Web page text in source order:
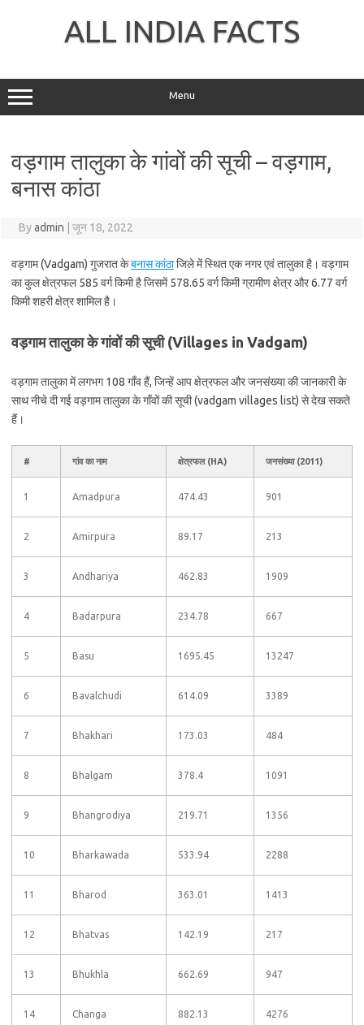
ALL INDIA FACTS
Menu
वड़गाम तालुका के गांवों की सूची – वड़गाम,
बनास कांठा
Byadmin जून 18, 2022
वड़गाम (Vadgam) गुजरात केबनास कांठाजिले में स्थित एक नगर एवं तालुका है। वड़गाम
का कुल क्षेत्रफल 585 वर्ग किमी है जिसमें 578.65 वर्ग किमी ग्रामीण क्षेत्र और 6.77 वर्ग
किमी शहरी क्षेत्र शामिल है।
वड़गाम तालुका के गांवों की सूची (Villages in Vadgam)
वड़गाम तालुका में लगभग 108 गाँव हैं, जिन्हें आप क्षेत्रफल और जनसंख्या की जानकारी के
साथ नीचे दी गई वड़गाम तालुका के गाँवों की सूची (vadgam villages list) से देख सकते
हैं।
# गांव का नाम क्षेत्रफल (HA) जनसंख्या (2011)
1 Amadpura 474.43 901
2 Amirpura 89.17 213
3 Andhariya 462.83 1909
4 Badarpura 234.78 667
5 Basu 1695.45 13247
6 Bavalchudi 614.09 3389
7 Bhakhari 173.03 484
8 Bhalgam 378.4 1091
9 Bhangrodiya 219.71 1356
10 Bharkawada 533.94 2288
11 Bharod 363.01 1413
12 Bhatvas 142.19 217
13 Bhukhla 662.69 947
14 Changa 882.13 4276